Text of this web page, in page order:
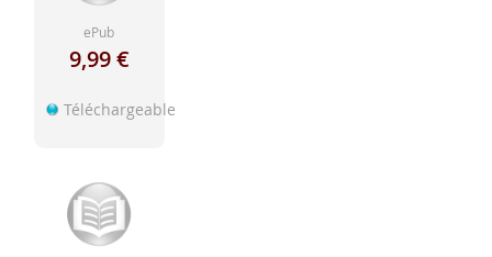
ePub
9,99 €
Téléchargeable